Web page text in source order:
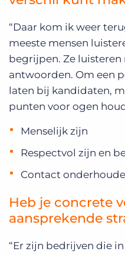
“Daar kom ik weer
meeste mensen
begrijpen. Ze
antwoorden. Om een
laten bij kandidaten,
punten voor ogen
Menselijk zijn
Respectvol zijn en
Contact
Heb je concrete
aansprekende
“Er zijn bedrijven die